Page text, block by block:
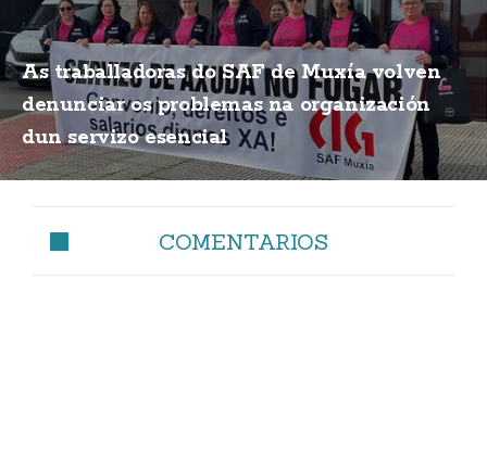
As traballadoras do SAF de Muxía volven
denunciar os problemas na organización
dun servizo esencial
COMENTARIOS